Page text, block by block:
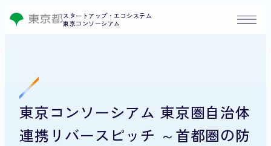
スタートアップ・エコシステム
東京コンソーシアム
東京コンソーシアム 東京圏自治体
連携リバースピッチ ～首都圏の防